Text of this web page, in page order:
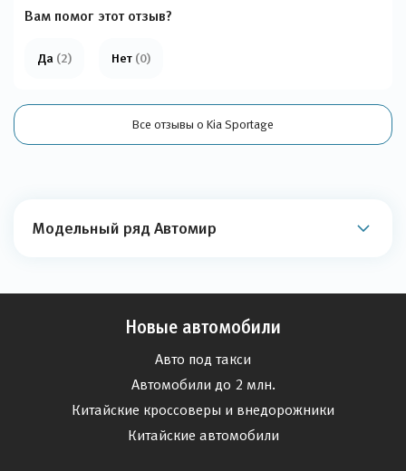
прочная, двигатель работает без нареканий. Очень порадовал
багажник, но по нужде можно сложить задние сиденья. В
Вам помог этот отзыв?
Да (2) Нет (0)
Все отзывы о Kia Sportage
Модельный ряд Автомир
Новые автомобили
Авто под такси
Автомобили до 2 млн.
Китайские кроссоверы и внедорожники
Китайские автомобили